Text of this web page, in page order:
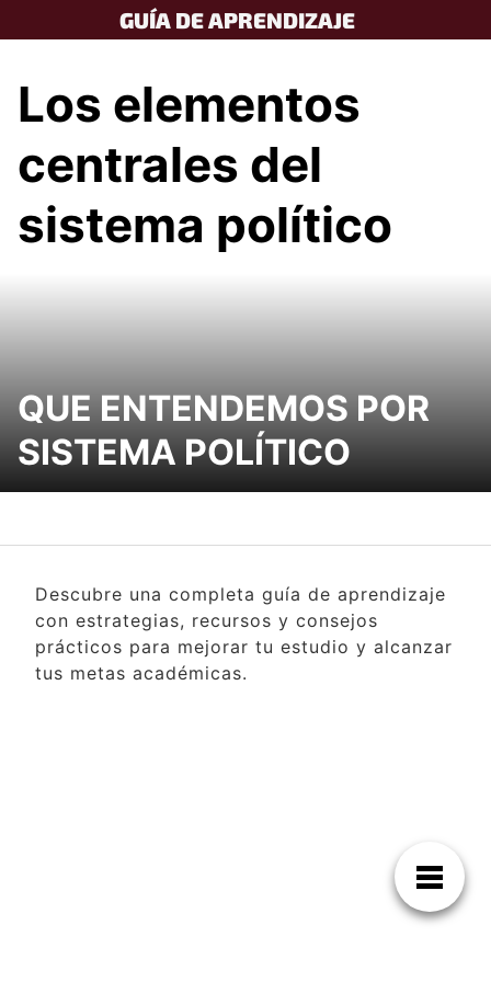
to
GUÍA DE APRENDIZAJE
Los elementos
centrales del
sistema político
QUE ENTENDEMOS POR
SISTEMA POLÍTICO
Descubre una completa guía de aprendizaje
con estrategias, recursos y consejos
prácticos para mejorar tu estudio y alcanzar
tus metas académicas.